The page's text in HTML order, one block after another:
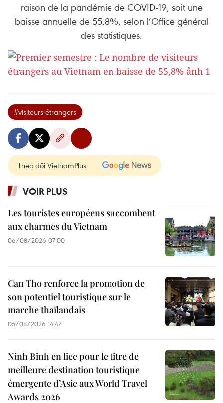
raison de la pandémie de COVID-19, soit une
baisse annuelle de 55,8%, selon l’Office général
des statistiques.
#visiteurs étrangers
Theo dõi VietnamPlus
VOIR PLUS
Les touristes européens succombent
aux charmes du Vietnam
06/08/2026 07:00
Can Tho renforce la promotion de
son potentiel touristique sur le
marche thaïlandais
05/08/2026 14:47
Ninh Binh en lice pour le titre de
meilleure destination touristique
émergente d’Asie aux World Travel
Awards 2026